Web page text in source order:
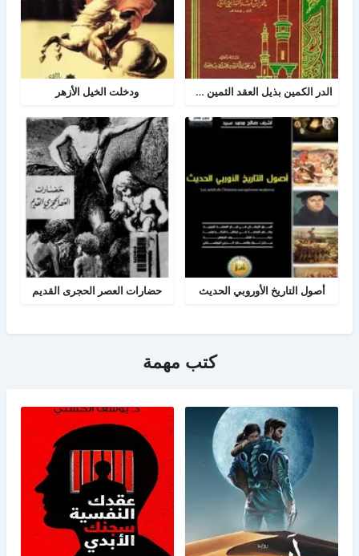
الدر الكمين بذيل العقد الثمين في تاريخ البلد الأمين ودخلت الخيل الأزهر
أصول التاريخ الأوروبي الحديث حضارات العصر الحجرى القديم
كتب مهمة